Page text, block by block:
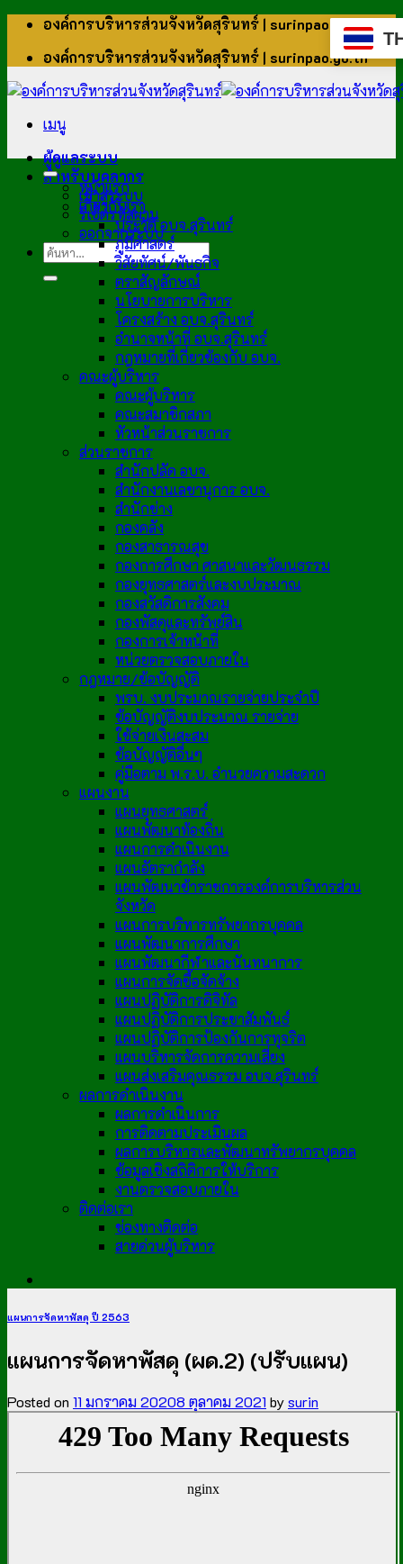
ข้าม
เนื้อหา
องค์การบริหารส่วนจังหวัดสุรินทร์ | surinpao.go.th
องค์การบริหารส่วนจังหวัดสุรินทร์ | surinpao.go.th
เมนู
ผู้ดูแลระบบ
สำหรับบุคลากร
เข้าสู่ระบบ
รีเซ็ตรหัสผ่าน
ออกจากระบบ
หน้าแรก
เกี่ยวกับเรา
ประวัติ อบจ.สุรินทร์
ภูมิศาสตร์
วิสัยทัศน์/พันธกิจ
ตราสัญลักษณ์
นโยบายการบริหาร
โครงสร้าง อบจ.สุรินทร์
อำนาจหน้าที่ อบจ.สุรินทร์
กฎหมายที่เกี่ยวข้องกับ อบจ.
คณะผู้บริหาร
คณะผู้บริหาร
คณะสมาชิกสภา
หัวหน้าส่วนราชการ
ส่วนราชการ
สำนักปลัด อบจ.
สำนักงานเลขานุการ อบจ.
สำนักช่าง
กองคลัง
กองสาธารณสุข
กองการศึกษา ศาสนาและวัฒนธรรม
กองยุทธศาสตร์และงบประมาณ
กองสวัสดิการสังคม
กองพัสดุและทรัพย์สิน
กองการเจ้าหน้าที่
หน่วยตรวจสอบภายใน
กฎหมาย/ข้อบัญญัติ
พรบ. งบประมาณรายจ่ายประจำปี
ข้อบัญญัติงบประมาณ รายจ่าย
ใช้จ่ายเงินสะสม
ข้อบัญญัติอื่นๆ
คู่มือตาม พ.ร.บ. อำนวยความสะดวก
แผนงาน
แผนยุทธศาสตร์
แผนพัฒนาท้องถิ่น
แผนการดำเนินงาน
แผนอัตรากำลัง
แผนพัฒนาข้าราชการองค์การบริหารส่วน
จังหวัด
แผนการบริหารทรัพยากรบุคคล
แผนพัฒนาการศึกษา
แผนพัฒนากีฬาและนันทนาการ
แผนการจัดซื้อจัดจ้าง
แผนปฏิบัติการดิจิทัล
แผนปฏิบัติการประชาสัมพันธ์
แผนปฏิบัติการป้องกันการทุจริต
แผนบริหารจัดการความเสี่ยง
แผนส่งเสริมคุณธรรม อบจ.สุรินทร์
ผลการดำเนินงาน
ผลการดำเนินการ
การติดตามประเมินผล
ผลการบริหารและพัฒนาทรัพยากรบุคคล
ข้อมูลเชิงสถิติการให้บริการ
งานตรวจสอบภายใน
ติดต่อเรา
ช่องทางติดต่อ
สายด่วนผู้บริหาร
แผนการจัดหาพัสดุ ปี 2563
แผนการจัดหาพัสดุ (ผด.2) (ปรับแผน)
Posted on 11 มกราคม 20208 ตุลาคม 2021 bysurin